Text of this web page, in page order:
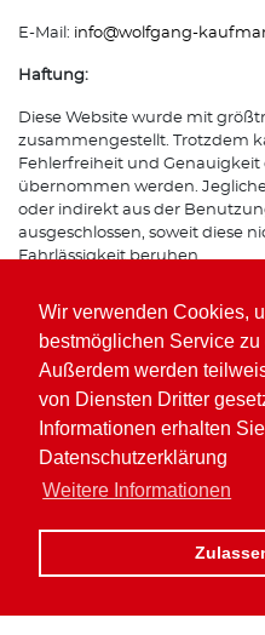
Wir verwenden Cookies,
bestmöglichen Service
Außerdem werden
von Diensten Dritter
Informationen erhalten
Datenschutzerklärung
Weitere Informationen
E-Mail: info@wolfgang-
Haftung:
Diese Website wurde mit
zusammengestellt. Trotzdem
Fehlerfreiheit und
übernommen werden.
oder indirekt aus der
ausgeschlossen, soweit diese
Fahrlässigkeit beruhen.
Sofern von dieser Website auf
von Dritten betrieben
keine Verantwortung für deren
Home